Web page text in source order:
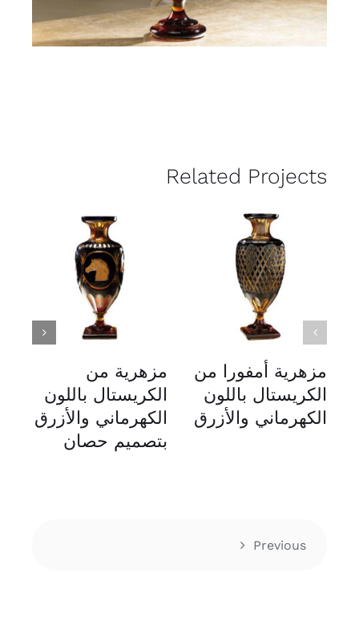
Related Projects
مزهرية أمفورا من
الكريستال باللون
الكهرماني والأزرق
مزهرية من
الكريستال باللون
الكهرماني والأزرق
بتصميم حصان
Previous